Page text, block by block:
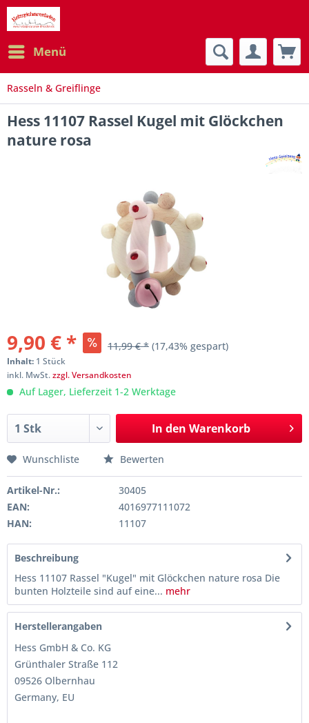
Menü
Rasseln & Greiflinge
Hess 11107 Rassel Kugel mit Glöckchen
nature rosa
9,90 € * 11,99 € * (17,43% gespart)
Inhalt: 1 Stück
inkl. MwSt.zzgl. Versandkosten
Auf Lager, Lieferzeit 1-2 Werktage
In den Warenkorb
Wunschliste Bewerten
Artikel-Nr.:
30405
EAN:
4016977111072
HAN:
11107
Beschreibung
Hess 11107 Rassel "Kugel" mit Glöckchen nature rosa Die
bunten Holzteile sind auf eine... mehr
Herstellerangaben
Hess GmbH & Co. KG
Grünthaler Straße 112
09526 Olbernhau
Germany, EU